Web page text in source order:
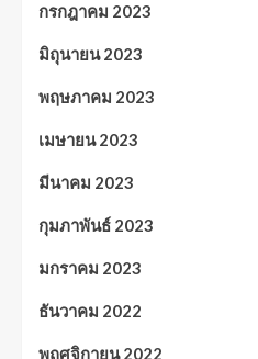
กรกฎาคม 2023
มิถุนายน 2023
พฤษภาคม 2023
เมษายน 2023
มีนาคม 2023
กุมภาพันธ์ 2023
มกราคม 2023
ธันวาคม 2022
พฤศจิกายน 2022